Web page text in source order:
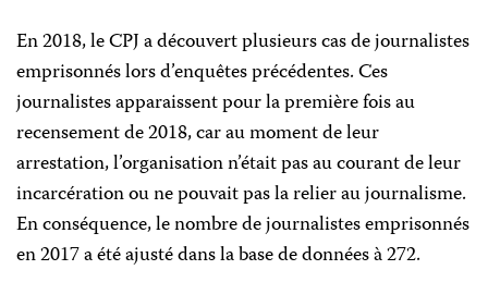
En 2018, le CPJ a découvert plusieurs cas de journalistes
emprisonnés lors d’enquêtes précédentes. Ces
journalistes apparaissent pour la première fois au
recensement de 2018, car au moment de leur
arrestation, l’organisation n’était pas au courant de leur
incarcération ou ne pouvait pas la relier au journalisme.
En conséquence, le nombre de journalistes emprisonnés
en 2017 a été ajusté dans la base de données à 272.